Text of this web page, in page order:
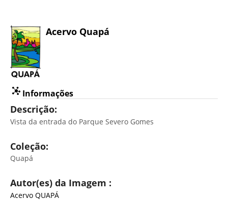
Acervo Quapá
Informações
Descrição:
Vista da entrada do Parque Severo Gomes
Coleção:
Quapá
Autor(es) da Imagem :
Acervo QUAPÁ